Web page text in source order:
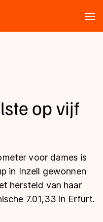
op vijf
voor dames is
in Inzell gewonnen
hersteld van haar
7.01,33 in Erfurt.